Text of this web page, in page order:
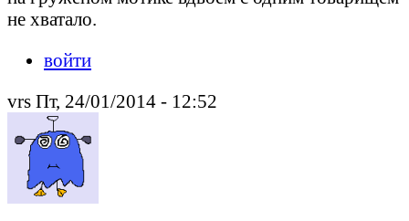
не хватало.
войти
vrs Пт, 24/01/2014 - 12:52